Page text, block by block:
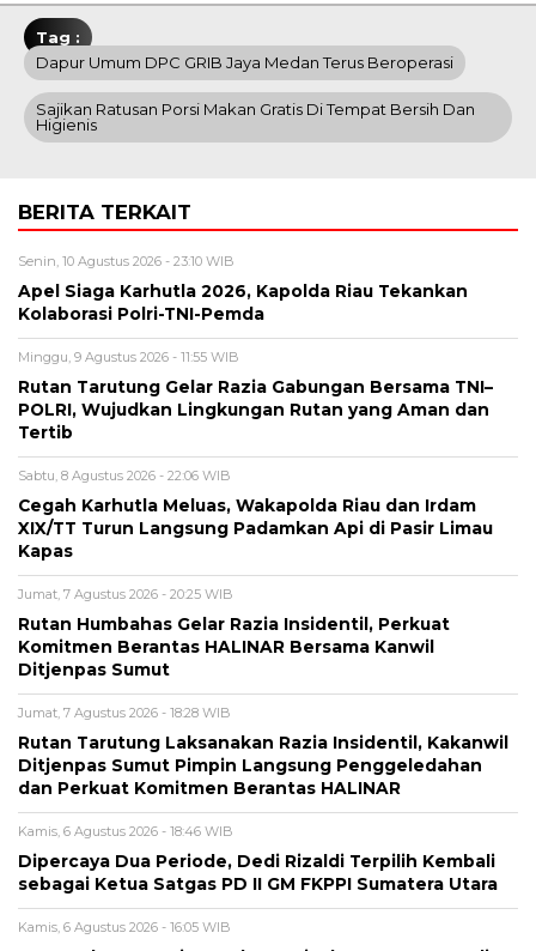
Tag :
Dapur Umum DPC GRIB Jaya Medan Terus Beroperasi
Sajikan Ratusan Porsi Makan Gratis Di Tempat Bersih Dan
Higienis
BERITA TERKAIT
Senin, 10 Agustus 2026 - 23:10 WIB
Apel Siaga Karhutla 2026, Kapolda Riau Tekankan
Kolaborasi Polri-TNI-Pemda
Minggu, 9 Agustus 2026 - 11:55 WIB
Rutan Tarutung Gelar Razia Gabungan Bersama TNI–
POLRI, Wujudkan Lingkungan Rutan yang Aman dan
Tertib
Sabtu, 8 Agustus 2026 - 22:06 WIB
Cegah Karhutla Meluas, Wakapolda Riau dan Irdam
XIX/TT Turun Langsung Padamkan Api di Pasir Limau
Kapas
Jumat, 7 Agustus 2026 - 20:25 WIB
Rutan Humbahas Gelar Razia Insidentil, Perkuat
Komitmen Berantas HALINAR Bersama Kanwil
Ditjenpas Sumut
Jumat, 7 Agustus 2026 - 18:28 WIB
Rutan Tarutung Laksanakan Razia Insidentil, Kakanwil
Ditjenpas Sumut Pimpin Langsung Penggeledahan
dan Perkuat Komitmen Berantas HALINAR
Kamis, 6 Agustus 2026 - 18:46 WIB
Dipercaya Dua Periode, Dedi Rizaldi Terpilih Kembali
sebagai Ketua Satgas PD II GM FKPPI Sumatera Utara
Kamis, 6 Agustus 2026 - 16:05 WIB